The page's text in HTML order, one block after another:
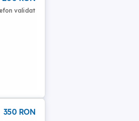
validat
350 RON